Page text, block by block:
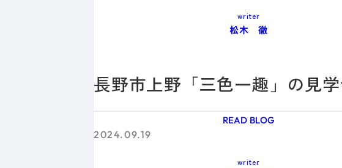
長野市上野「三色一趣」の見
writer
松木 徹
2024.09.19
writer
READ BLOG